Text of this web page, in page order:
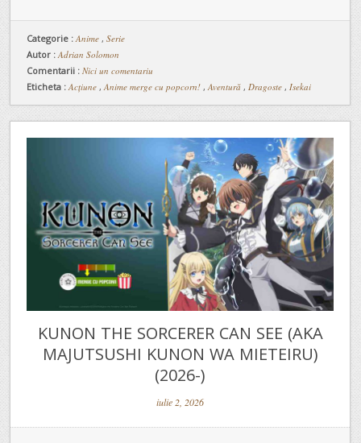
Categorie : Anime , Serie
Autor : Adrian Solomon
Comentarii : Nici un comentariu
Eticheta : Acțiune , Anime merge cu popcorn! , Aventură , Dragoste , Isekai
KUNON THE SORCERER CAN SEE (AKA
MAJUTSUSHI KUNON WA MIETEIRU)
(2026-)
iulie 2, 2026